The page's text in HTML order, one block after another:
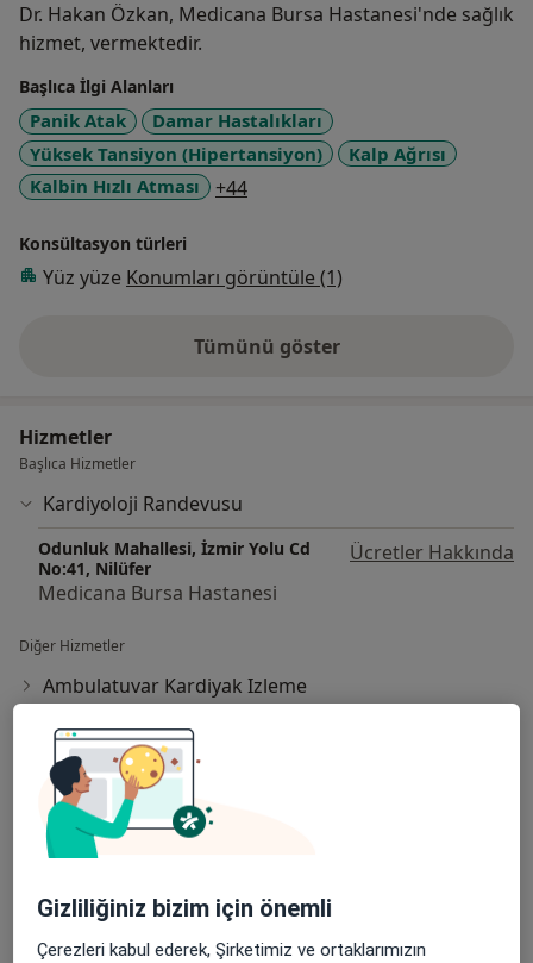
Dr. Hakan Özkan, Medicana Bursa Hastanesi'nde sağlık
hizmet, vermektedir.
Başlıca İlgi Alanları
Panik Atak
Damar Hastalıkları
Yüksek Tansiyon (Hipertansiyon)
Kalp Ağrısı
Kalbin Hızlı Atması
+44a11y_sr_more_diseases
Konsültasyon türleri
Yüz yüze Konumları görüntüle (1)
Tümünü gösterdeneyim hakkında
Hizmetler
Başlıca Hizmetler
Kardiyoloji Randevusu
Odunluk Mahallesi, İzmir Yolu Cd
No:41, Nilüfer
Ücretler Hakkında
Medicana Bursa Hastanesi
Diğer Hizmetler
Ambulatuvar Kardiyak Izleme
Anjiyografi
Anjiyoplasti
Eko(Ekokardiyografi)
Koroner Anjiyogram
Gizliliğiniz bizim için önemli
Çerezleri kabul ederek, Şirketimiz ve ortaklarımızın